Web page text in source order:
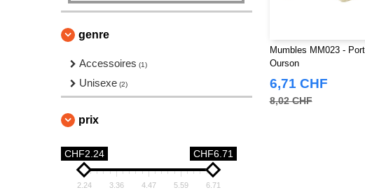
genre
Accessoires (1)
Unisexe (2)
prix
CHF2.24 CHF6.71
2.24 3.36 4.47 5.59 6.71
Mumbles MM023 -
Ourson
6,71 CHF
8,02 CHF